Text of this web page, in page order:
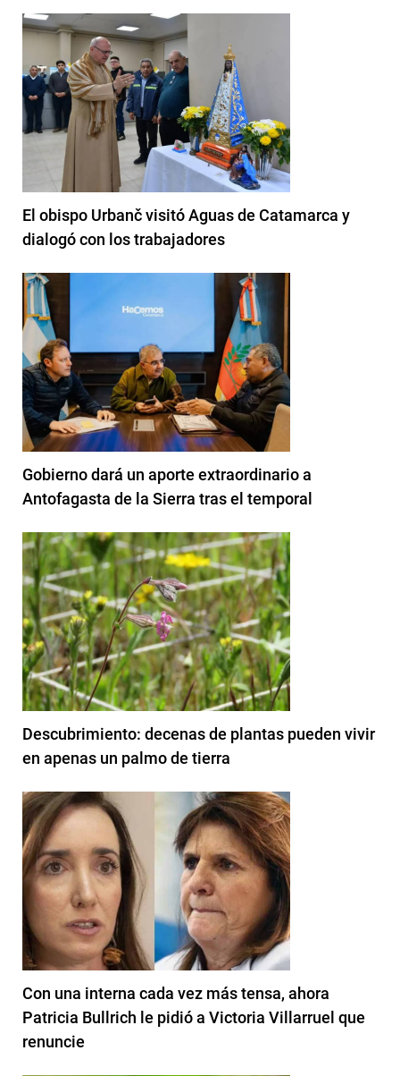
El obispo Urbanč visitó Aguas de Catamarca y
dialogó con los trabajadores
Gobierno dará un aporte extraordinario a
Antofagasta de la Sierra tras el temporal
Descubrimiento: decenas de plantas pueden vivir
en apenas un palmo de tierra
Con una interna cada vez más tensa, ahora
Patricia Bullrich le pidió a Victoria Villarruel que
renuncie